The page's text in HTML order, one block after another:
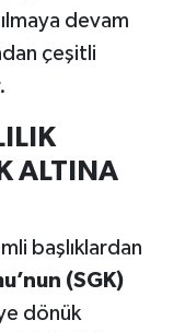
devam
çeşitli
ALTINA
başlıklardan
(SGK)
dönük